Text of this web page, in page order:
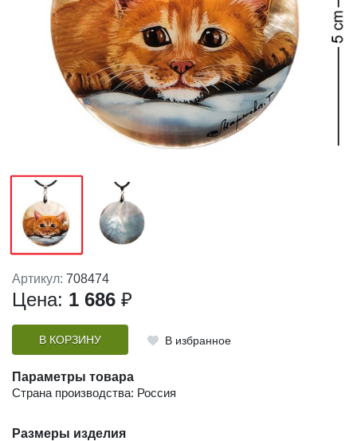
Артикул: 708474
Цена: 1 686 ₽
В КОРЗИНУ В избранное
Параметры товара
Страна производства: Россия
Размеры изделия